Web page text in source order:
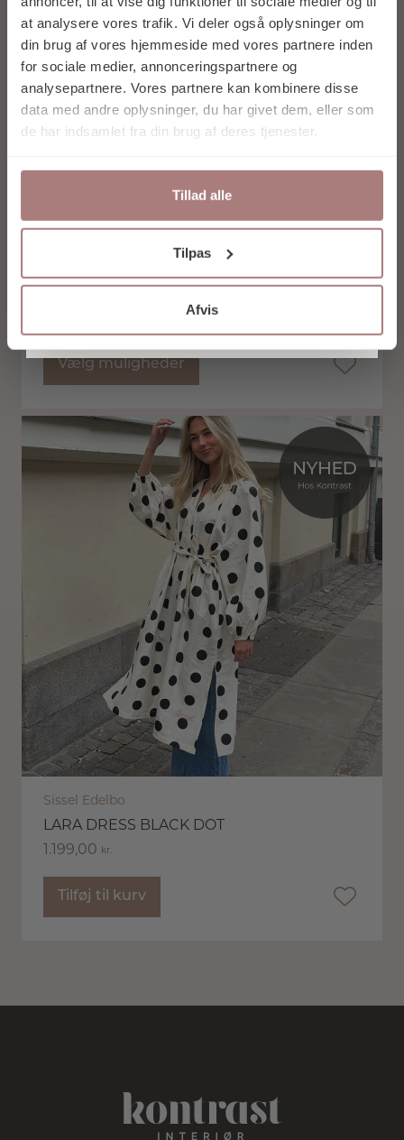
at analysere vores trafik. Vi deler også oplysninger om
din brug af vores hjemmeside med vores partnere inden
for sociale medier, annonceringspartnere og
analysepartnere. Vores partnere kan kombinere disse
data med andre oplysninger, du har givet dem, eller som
de har indsamlet fra din brug af deres tjenester.
Tillad alle
Tilpas
Afvis
Vælg muligheder
Sissel Edelbo
LARA DRESS BLACK DOT
1.199,00
kr.
Tilføj til kurv
Tilmeld mig nu
Nej tak
modtage e-mail marketing.
Vores nyhedsbrev udkommer ca. 1 gang om
måneden, og du kan til enhver tid afmelde